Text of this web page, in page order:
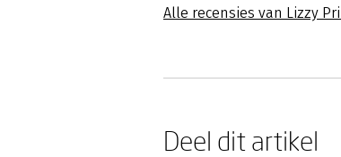
Alle recensies van Lizzy
Deel dit artikel